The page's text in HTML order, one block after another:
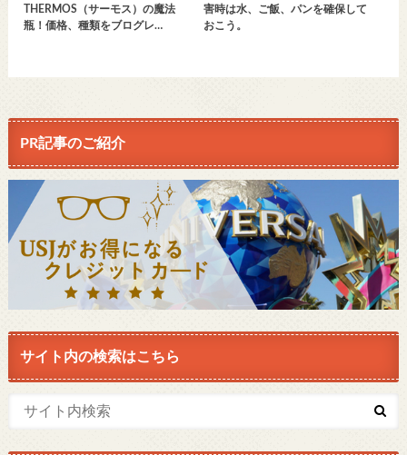
THERMOS（サーモス）の魔法
瓶！価格、種類をブログレ…
害時は水、ご飯、パンを確保して
おこう。
PR記事のご紹介
サイト内の検索はこちら